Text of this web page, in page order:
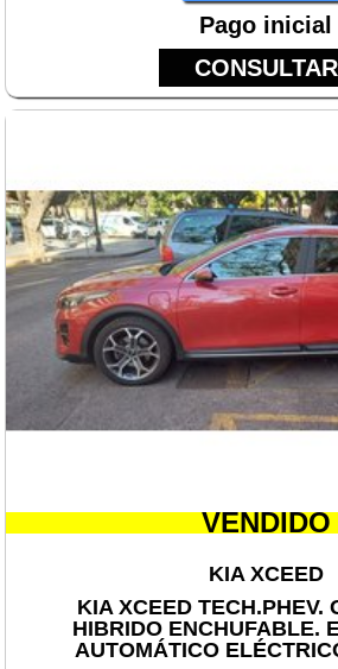
Pago inicial
CONSULTAR
VENDIDO
KIA XCEED
KIA XCEED TECH.PHEV.
HIBRIDO ENCHUFABLE.
AUTOMÁTICO